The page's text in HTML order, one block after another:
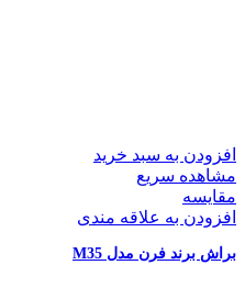
افزودن به سبد خرید
مشاهده سریع
مقایسه
افزودن به علاقه مندی
براش برند فرن مدل M35